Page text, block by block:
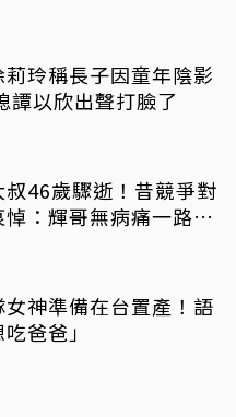
莉玲稱長子因童年陰影
譚以欣出聲打臉了
叔46歲驟逝！昔競爭對
：輝哥無病痛一路好
神準備在台置產！語
爸爸」